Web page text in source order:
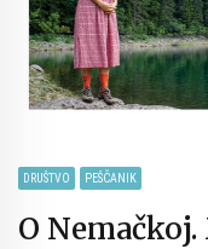
DRUŠTVO PEŠČANIK
O